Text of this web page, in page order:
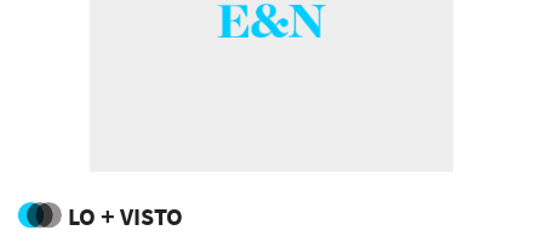
LO + VISTO